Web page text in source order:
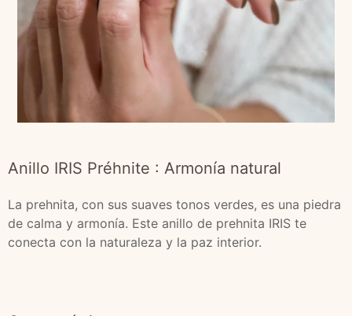
Anillo IRIS Préhnite : Armonía natural
La prehnita, con sus suaves tonos verdes, es una piedra
de calma y armonía. Este anillo de prehnita IRIS te
conecta con la naturaleza y la paz interior.